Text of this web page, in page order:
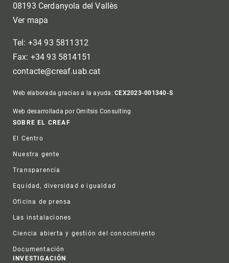
08193 Cerdanyola del Vallès
Ver mapa
Tel: +34 93 5811312
Fax: +34 93 5814151
contacte@creaf.uab.cat
Web elaborada gracias a la ayuda:CEX2023-001340-S
Web desarrollada por Omitsis Consulting
Footer
SOBRE EL CREAF
El Centro
Nuestra gente
Transparencia
Equidad, diversidad e igualdad
Oficina de prensa
Las instalaciones
Ciencia abierta y gestión del conocimiento
Documentación
INVESTIGACIÓN